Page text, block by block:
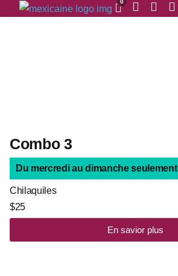
Combo 3
Du mercredi au dimanche seulement
Chilaquiles
$25
En savior plus